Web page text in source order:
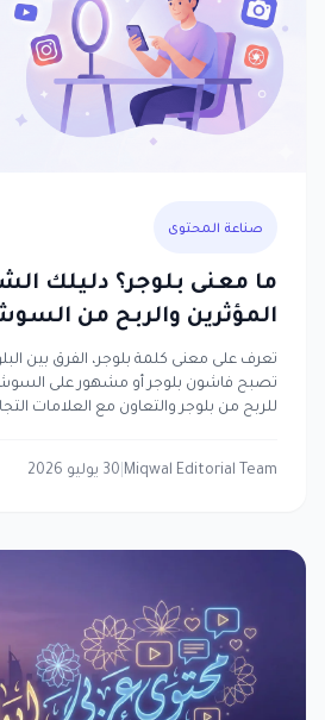
صناعة المحتوى
ما معنى بلوجر؟ دليلك
المؤثرين والربح من
تعرف على معنى كلمة بلوجر، الفرق بين
تصبح فاشون بلوجر أو مشهور على
للربح من بلوجر والتعاون مع العلامات
Miqwal Editorial Team 30 يوليو 2026